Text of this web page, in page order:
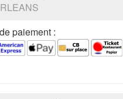
paiement :